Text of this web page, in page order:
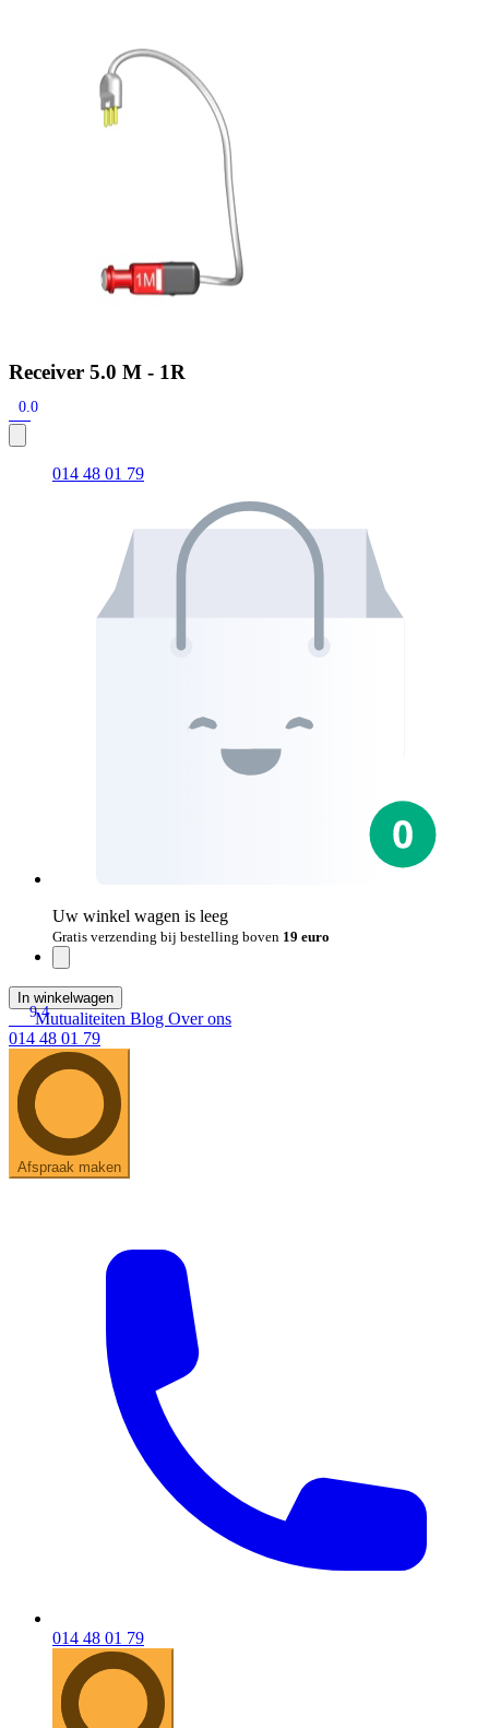
Hoorapparaatbatterijen
Oticon hoorapparaten
ReSound Vivia
FiltersDomes
De Oticon Intent is het nieuwste hoorapparaat van dit moment.
Receiver 5.0 M - 1R
0.0
014 48 01 79
Uw winkel wagen is leeg
Gratis verzending bij bestelling boven 19 euro
In winkelwagen
9.4
Mutualiteiten Blog Over ons
014 48 01 79
Afspraak maken
014 48 01 79